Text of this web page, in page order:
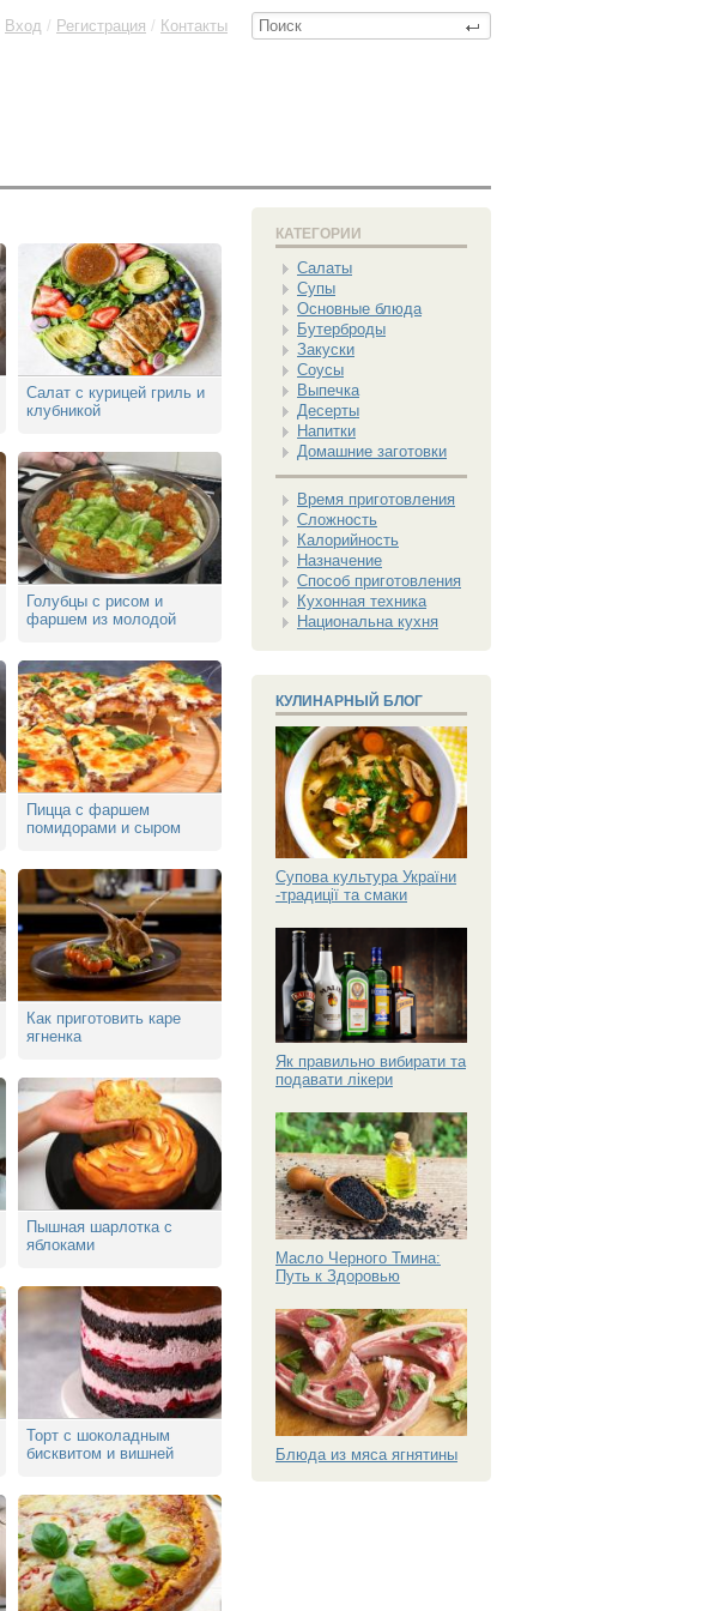
Салат с курицей гриль и
клубникой
Голубцы с рисом и
фаршем из молодой
Пицца с фаршем
помидорами и сыром
Как приготовить каре
ягненка
Пышная шарлотка с
яблоками
Торт с шоколадным
бисквитом и вишней
КАТЕГОРИИ
Салаты
Супы
Основные блюда
Бутерброды
Закуски
Соусы
Выпечка
Десерты
Напитки
Домашние заготовки
Время приготовления
Сложность
Калорийность
Назначение
Способ приготовления
Кухонная техника
Национальна кухня
КУЛИНАРНЫЙ БЛОГ
Супова культура України
-традиції та смаки
Як правильно вибирати та
подавати лікери
Масло Черного Тмина:
Путь к Здоровью
Блюда из мяса ягнятины
Вход / Регистрация / Контакты